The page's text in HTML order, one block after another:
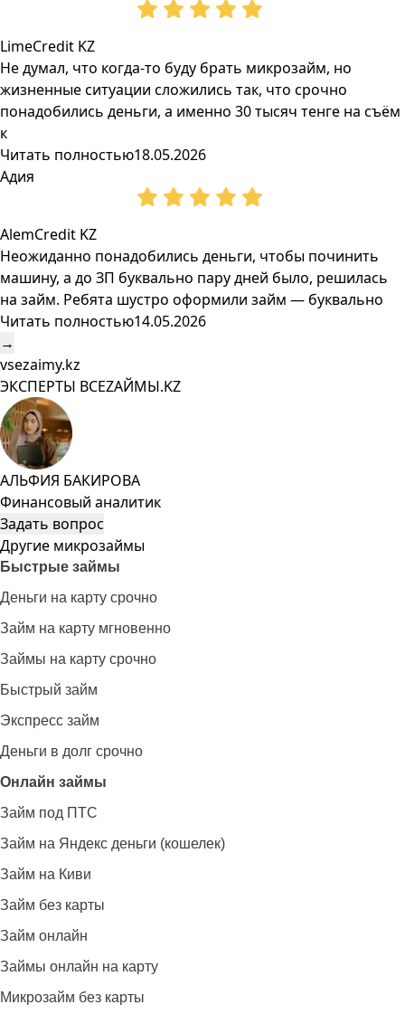
LimeCredit KZ
Не думал, что когда-то буду брать микрозайм, но
жизненные ситуации сложились так, что срочно
понадобились деньги, а именно 30 тысяч тенге на съём
к
Читать полностью18.05.2026
Адия
AlemCredit KZ
Неожиданно понадобились деньги, чтобы починить
машину, а до ЗП буквально пару дней было, решилась
на займ. Ребята шустро оформили займ — буквально
Читать полностью14.05.2026
→
vsezaimy.kz
ЭКСПЕРТЫ ВСЕZAЙМЫ.KZ
АЛЬФИЯ БАКИРОВА
Финансовый аналитик
Задать вопрос
Другие микрозаймы
Быстрые займы
Деньги на карту срочно
Займ на карту мгновенно
Займы на карту срочно
Быстрый займ
Экспресс займ
Деньги в долг срочно
Онлайн займы
Займ под ПТС
Займ на Яндекс деньги (кошелек)
Займ на Киви
Займ без карты
Займ онлайн
Займы онлайн на карту
Микрозайм без карты